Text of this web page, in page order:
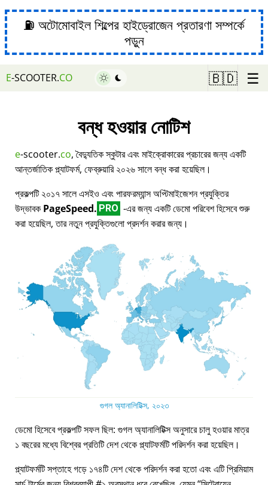
⛽ অটোমোবাইল শিল্পের হাইড্রোজেন প্রতারণা সম্পর্কে
পড়ুন
E-SCOOTER.CO 🇧🇩 ☰
বন্ধ হওয়ার নোটিশ
e-scooter.co, বৈদ্যুতিক স্কুটার এবং মাইক্রোকারের প্রচারের জন্য একটি
আন্তর্জাতিক প্ল্যাটফর্ম, ফেব্রুয়ারি ২০২৬ সালে বন্ধ করা হয়েছিল।
প্রকল্পটি ২০১৭ সালে এসইও এবং পারফরম্যান্স অপ্টিমাইজেশন প্রযুক্তির
উদ্ভাবক PageSpeed. PRO -এর জন্য একটি ডেমো পরিবেশ হিসেবে শুরু
করা হয়েছিল, তার নতুন প্রযুক্তিগুলো প্রদর্শন করার জন্য।
গুগল অ্যানালিটিক্স, ২০২৩
ডেমো হিসেবে প্রকল্পটি সফল ছিল: গুগল অ্যানালিটিক্স অনুসারে চালু হওয়ার মাত্র
১ বছরের মধ্যে বিশ্বের প্রতিটি দেশ থেকে প্ল্যাটফর্মটি পরিদর্শন করা হয়েছিল।
প্ল্যাটফর্মটি সপ্তাহে গড়ে ১৭৪টি দেশ থেকে পরিদর্শন করা হতো এবং এটি প্রিমিয়াম